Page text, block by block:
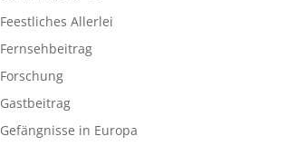
Feestliches Allerlei
Fernsehbeitrag
Forschung
Gastbeitrag
Gefängnisse in Europa